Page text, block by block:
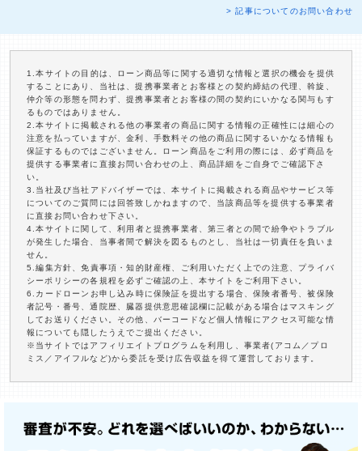
> 記事についてのお問い合わせ
1.本サイトの目的は、ローン商品等に関する適切な情報と選択の機会を提供
することにあり、当社は、提携事業者とお客様との契約締結の代理、斡旋、
仲介等の形態を問わず、提携事業者とお客様の間の契約にいかなる関与もす
るものではありません。
2.本サイトに掲載される他の事業者の商品に関する情報の正確性には細心の
注意を払っていますが、金利、手数料その他の商品に関するいかなる情報も
保証するものではございません。ローン商品をご利用の際には、必ず商品を
提供する事業者に直接お問い合わせの上、商品詳細をご自身でご確認下さ
い。
3.当社及び当社アドバイザーでは、本サイトに掲載される商品やサービス等
についてのご質問には回答致しかねますので、当該商品等を提供する事業者
に直接お問い合わせ下さい。
4.本サイトに関して、利用者と提携事業者、第三者との間で紛争やトラブル
が発生した場合、当事者間で解決を図るものとし、当社は一切責任を負いま
せん。
5.編集方針、免責事項・知的財産権、ご利用いただく上での注意、プライバ
シーポリシーの各規程を必ずご確認の上、本サイトをご利用下さい。
6.カードローンお申し込み時に保険証を提出する場合、保険者番号、被保険
者記号・番号、通院歴、臓器提供意思確認欄に記載がある場合はマスキング
してお送りください。その他、バーコードなど個人情報にアクセス可能な情
報についても隠したうえでご提出ください。
※当サイトではアフィリエイトプログラムを利用し、事業者(アコム／プロ
ミス／アイフルなど)から委託を受け広告収益を得て運営しております。